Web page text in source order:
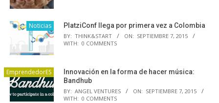
Noticias PlatziConf llega por primera vez a Colombia
BY: THINK&START ON: SEPTIEMBRE 7, 2015
WITH: 0 COMMENTS
EmprendedorES
Innovación en la forma de hacer música:
Bandhub
BY: ANGEL VENTURES ON: SEPTIEMBRE 7, 2015
WITH: 0 COMMENTS